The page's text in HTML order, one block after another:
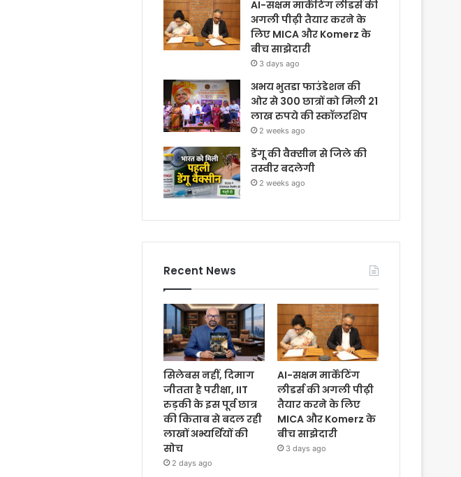
AI-सक्षम मार्केटिंग लीडर्स की
अगली पीढ़ी तैयार करने के
लिए MICA और Komerz के
बीच साझेदारी
3 days ago
अभय भुतडा फाउंडेशन की
ओर से 300 छात्रों को मिली 21
लाख रुपये की स्कॉलरशिप
2 weeks ago
डेंगू की वैक्सीन से जिले की
तस्वीर बदलेगी
2 weeks ago
Recent News
सिलेबस नहीं, दिमाग
जीतता है परीक्षा, IIT
रुड़की के इस पूर्व छात्र
की किताब से बदल रही
लाखों अभ्यर्थियों की
सोच
2 days ago
AI-सक्षम मार्केटिंग
लीडर्स की अगली पीढ़ी
तैयार करने के लिए
MICA और Komerz के
बीच साझेदारी
3 days ago